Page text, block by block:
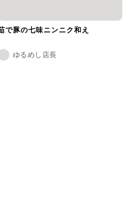
で豚の七味ニンニク和え
ゆるめし店長